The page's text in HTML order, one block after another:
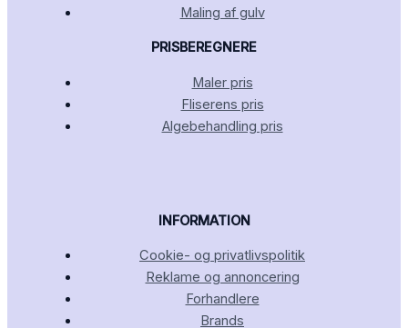
Maling af gulv
PRISBEREGNERE
Maler pris
Fliserens pris
Algebehandling pris
INFORMATION
Cookie- og privatlivspolitik
Reklame og annoncering
Forhandlere
Brands